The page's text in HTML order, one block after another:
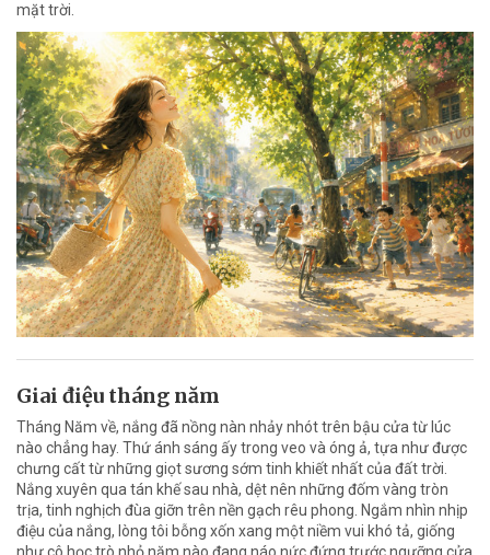
mặt trời.
Giai điệu tháng năm
Tháng Năm về, nắng đã nồng nàn nhảy nhót trên bậu cửa từ lúc
nào chẳng hay. Thứ ánh sáng ấy trong veo và óng ả, tựa như được
chưng cất từ những giọt sương sớm tinh khiết nhất của đất trời.
Nắng xuyên qua tán khế sau nhà, dệt nên những đốm vàng tròn
trịa, tinh nghịch đùa giỡn trên nền gạch rêu phong. Ngắm nhìn nhịp
điệu của nắng, lòng tôi bỗng xốn xang một niềm vui khó tả, giống